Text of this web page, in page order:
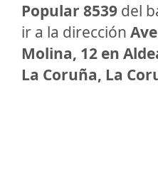
Popular 8539 del
ir a la dirección
Molina, 12 en
La Coruña, La